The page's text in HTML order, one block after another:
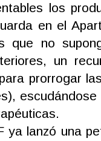
los
en el
que no
un
prorrogar
ya lanzó una